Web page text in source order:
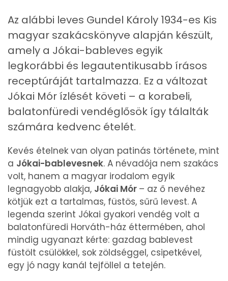
Folsav - B9-vitamin:
357 micro
Kolin:
165 mg
Retinol - A vitamin:
73 micro
α-karotin
1267 micro
β-karotin
3683 micro
β-crypt
Likopin
644 micro
Lut-zea
887 micro
Összesen 1048 kcal
Az alábbi leves Gundel Károly 1934-es Kis
magyar szakácskönyve alapján készült,
amely a Jókai-bableves egyik
legkorábbi és legautentikusabb írásos
receptúráját tartalmazza. Ez a változat
Jókai Mór ízlését követi – a korabeli,
balatonfüredi vendéglősök így tálalták
számára kedvenc ételét.
Kevés ételnek van olyan patinás története, mint
a Jókai-bablevesnek. A névadója nem szakács
volt, hanem a magyar irodalom egyik
legnagyobb alakja, Jókai Mór – az ő nevéhez
kötjük ezt a tartalmas, füstös, sűrű levest. A
legenda szerint Jókai gyakori vendég volt a
balatonfüredi Horváth-ház éttermében, ahol
mindig ugyanazt kérte: gazdag bablevest
füstölt csülökkel, sok zöldséggel, csipetkével,
egy jó nagy kanál tejföllel a tetején.